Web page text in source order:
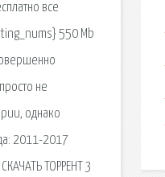
все
550 Mb
не
однако
2011-2017
ТОРРЕНТ 3